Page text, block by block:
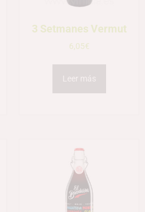
3 Setmanes Vermut
6,05€
Leer más